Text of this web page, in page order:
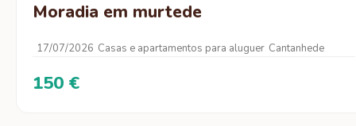
Moradia em murtede
17/07/2026 Casas e apartamentos para aluguer Cantanhede
150 €